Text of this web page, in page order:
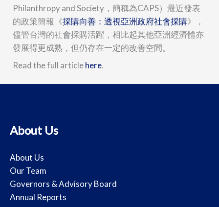
Philanthropy and Society，簡稱為CAPS）最近發表
的政策簡報《採購向善：透視亞洲政府社會採購》，
儘管台灣的社會採購活躍，相比起其他亞洲經濟體亦
發展得更成熟，但仍存在一定的改善空間。
Read the full articlehere.
About Us
About Us
Our Team
Governors & Advisory Board
Annual Reports